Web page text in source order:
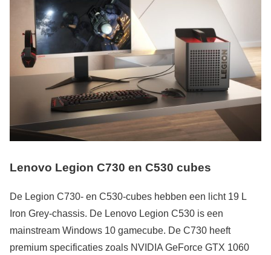
Lenovo Legion C730 en C530 cubes
De Legion C730- en C530-cubes hebben een licht 19 L
Iron Grey-chassis. De Lenovo Legion C530 is een
mainstream Windows 10 gamecube. De C730 heeft
premium specificaties zoals NVIDIA GeForce GTX 1060